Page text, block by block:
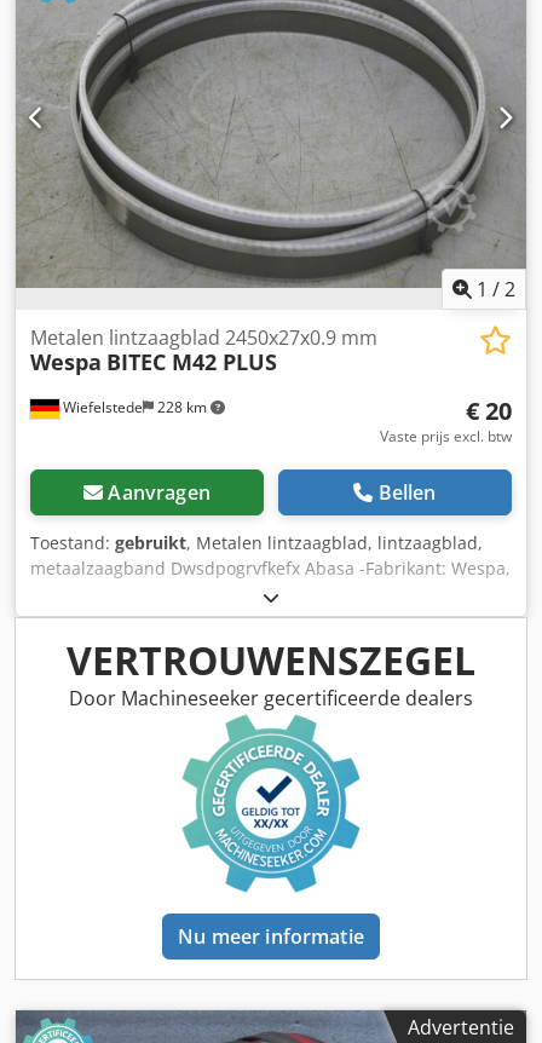
1 /2
Wiefelstede 228 km
Metalen lintzaagblad 2450x27x0.9 mm
Wespa BITEC M42 PLUS
€ 20
Vaste prijs excl. btw
Aanvragen Bellen
Toestand: gebruikt, Metalen lintzaagblad, lintzaagblad,
metaalzaagband Dwsdpogrvfkefx Abasa -Fabrikant: Wespa,
metaalzaagband Bitec M42 Plus ongebruikt -Afmeting:
2450x27x0.90 mm 4/6 -Aantal: 7x bladen beschikbaar -
Prijs: per stuk -Gewicht: 0,5 kg/stuk
VERTROUWENSZEGEL
Door Machineseeker gecertificeerde dealers
Nu meer informatie
Advertentie